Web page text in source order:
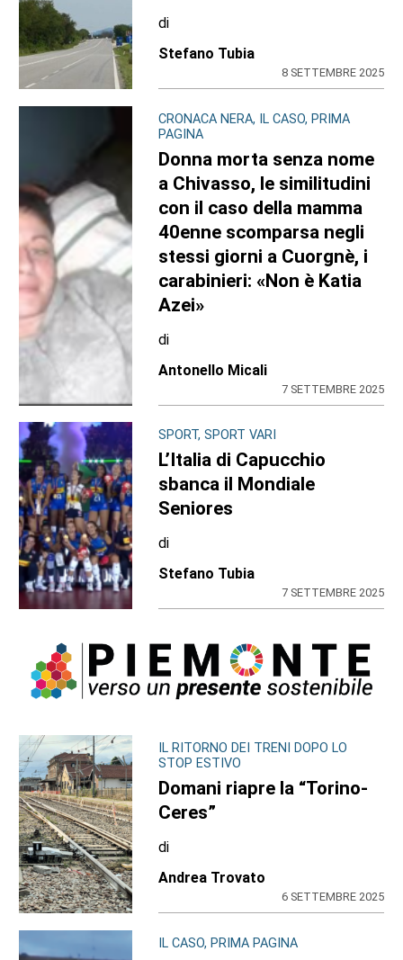
di
Stefano Tubia
8 SETTEMBRE 2025
CRONACA NERA, IL CASO, PRIMA
PAGINA
Donna morta senza nome
a Chivasso, le similitudini
con il caso della mamma
40enne scomparsa negli
stessi giorni a Cuorgnè, i
carabinieri: «Non è Katia
Azei»
di
Antonello Micali
7 SETTEMBRE 2025
SPORT, SPORT VARI
L’Italia di Capucchio
sbanca il Mondiale
Seniores
di
Stefano Tubia
7 SETTEMBRE 2025
IL RITORNO DEI TRENI DOPO LO
STOP ESTIVO
Domani riapre la “Torino-
Ceres”
di
Andrea Trovato
6 SETTEMBRE 2025
IL CASO, PRIMA PAGINA